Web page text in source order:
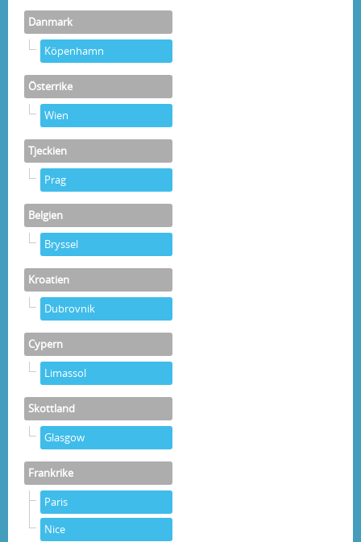
Danmark
Köpenhamn
Österrike
Wien
Tjeckien
Prag
Belgien
Bryssel
Kroatien
Dubrovnik
Cypern
Limassol
Skottland
Glasgow
Frankrike
Paris
Nice